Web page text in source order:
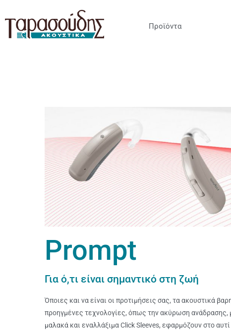
Προϊόντα
Prompt
Για ό,τι είναι σημαντικό στη ζωή
Όποιες και να είναι οι προτιμήσεις σας, τα ακουστικά
προηγμένες τεχνολογίες, όπως την ακύρωση ανάδρασης,
μαλακά και εναλλάξιμα Click Sleeves, εφαρμόζουν στο